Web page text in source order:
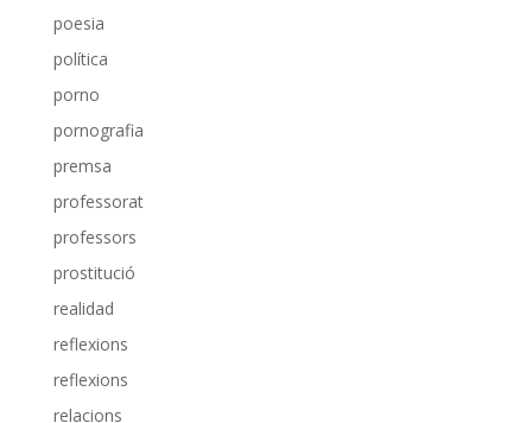
poesia
política
porno
pornografia
premsa
professorat
professors
prostitució
realidad
reflexions
reflexions
relacions